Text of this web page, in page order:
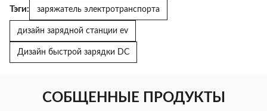
Тэги: заряжатель электротранспорта
дизайн зарядной станции ev
Дизайн быстрой зарядки DC
СОБЩЕННЫЕ ПРОДУКТЫ